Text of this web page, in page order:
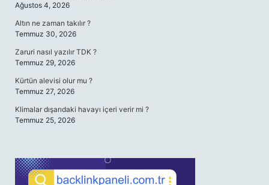
Ağustos 4, 2026
Altın ne zaman takılır ?
Temmuz 30, 2026
Zaruri nasıl yazılır TDK ?
Temmuz 29, 2026
Kürtün alevisi olur mu ?
Temmuz 27, 2026
Klimalar dışarıdaki havayı içeri verir mi ?
Temmuz 25, 2026